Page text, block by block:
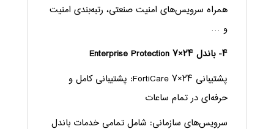
همراه سرویس‌های امنیت صنعتی، رتبه‌بندی امنیت
و …
۴- باندل ۲۴×۷ Enterprise Protection
پشتیبانی ۲۴×۷ FortiCare: پشتیبانی کامل و
حرفه‌ای در تمام ساعات
سرویس‌های سازمانی: شامل تمامی خدمات باندل